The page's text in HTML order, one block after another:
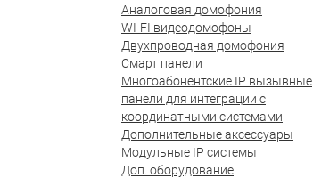
Аналоговая домофония
WI-FI видеодомофоны
Двухпроводная домофония
Смарт панели
Многоабонентские IP вызывные
панели для интеграции с
координатными системами
Дополнительные аксессуары
Модульные IP системы
Доп. оборудование